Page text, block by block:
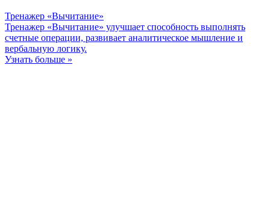
Тренажер «Вычитание»
Тренажер «Вычитание» улучшает способность выполнять
счетные операции, развивает аналитическое мышление и
вербальную логику.
Узнать больше »